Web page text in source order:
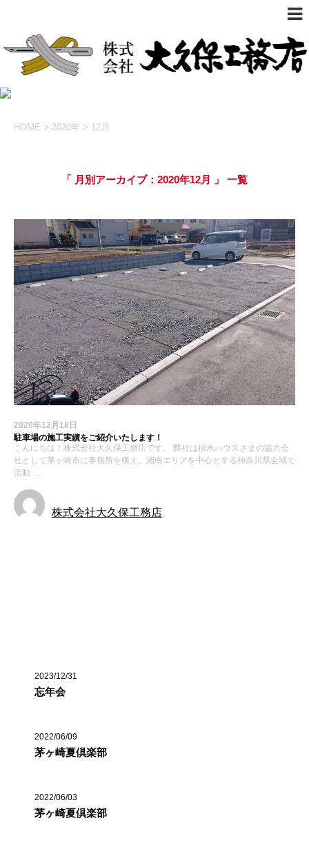
HOME > 2020年 > 12月
「 月別アーカイブ：2020年12月 」 一覧
2020年12月18日
駐車場の施工実績をご紹介いたします！
こんにちは！株式会社大久保工務店です。 弊社は積水ハウスさまの協力会
社として茅ヶ崎市に事務所を構え、湘南エリアを中心とする神奈川県全域で
活動 …
株式会社大久保工務店
2023/12/31
忘年会
2022/06/09
茅ヶ崎夏倶楽部
2022/06/03
茅ヶ崎夏倶楽部